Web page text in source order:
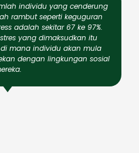
individu yang cenderung
rambut seperti keguguran
adalah sekitar 67 ke 97%.
yang dimaksudkan itu
mana individu akan mula
dengan lingkungan sosial